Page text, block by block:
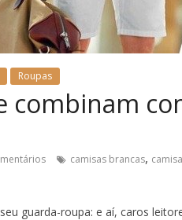
Roupas
combinam
camisas brancas,
guarda-roupa: e aí, caros